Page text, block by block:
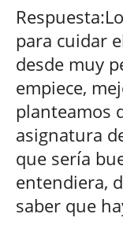
para cuidar
desde muy
empiece,
planteamos
asignatura
que sería
entendiera,
saber que